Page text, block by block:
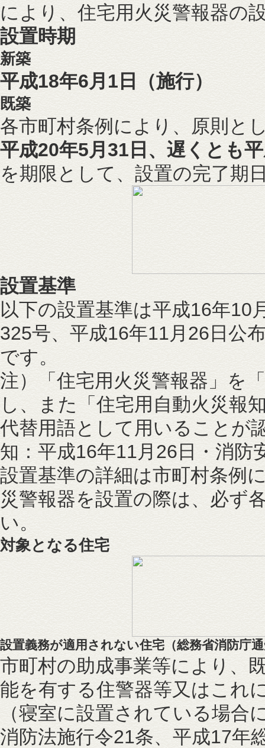
により、住宅用火災警報器の
設置時期
新築
平成18年6月1日（施行）
既築
各市町村条例により、原則と
平成20年5月31日、遅くとも
を期限として、設置の完了期
設置基準
以下の設置基準は平成16年10
325号、平成16年11月26日公
です。
注）「住宅用火災警報器」を
し、また「住宅用自動火災報
代替用語として用いることが
知：平成16年11月26日・消防
設置基準の詳細は市町村条例
災警報器を設置の際は、必ず
い。
対象となる住宅
設置義務が適用されない住宅（総務省消防庁
市町村の助成事業等により、
能を有する住警器等又はこれ
（寝室に設置されている場合
消防法施行令21条、平成17年